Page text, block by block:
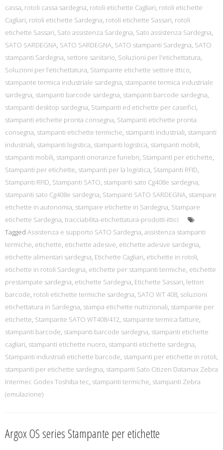
cassa, rotoli cassa sardegna, rotoli etichette Cagliari, rotoli etichette
Cagliari, rotoli etichette Sardegna, rotoli etichette Sassari, rotoli
etichette Sassari, Sato assistenza Sardegna, Sato assistenza Sardegna,
SATO SARDEGNA, SATO SARDEGNA, SATO stampanti Sardegna, SATO
stampanti Sardegna, settore sanitario, Soluzioni per l'etichettatura,
Soluzioni per l’etichettatura, Stampante etichette settore ittico,
stampante termica industriale sardegna, stampante termica industriale
sardegna, stampanti barcode sardegna, stampanti barcode sardegna,
stampanti desktop sardegna, Stampanti ed etichette per caseifici,
stampanti etichette pronta consegna, Stampanti etichette pronta
consegna, stampanti etichette termiche, stampanti industriali, stampanti
industriali, stampanti logistica, stampanti logistica, stampanti mobili,
stampanti mobili, stampanti onoranze funebri, Stampanti per etichette,
Stampanti per etichette, stampanti per la logistica, Stampanti RFID,
Stampanti RFID, Stampanti SATO, stampanti sato Cg408e sardegna,
stampanti sato Cg408e sardegna, Stampanti SATO SARDEGNA, stampare
etichette in autonomia, stampare etichette in Sardegna, Stampare
etichette Sardegna, tracciabilita-etichettatura-prodotti-ittici
Tagged Assistenza e supporto SATO Sardegna, assistenza stampanti
termiche, etichette, etichette adesive, etichette adesive sardegna,
etichette alimentari sardegna, Etichette Cagliari, etichette in rotoli,
etichette in rotoli Sardegna, etichette per stampanti termiche, etichette
prestampate sardegna, etichette Sardegna, Etichette Sassari, lettori
barcode, rotoli etichette termiche sardegna, SATO WT 408, soluzioni
etichettatura in Sardegna, stampa etichette nutrizionali, stampante per
etichette, Stampante SATO WT408/412, stampante termica fatture,
stampanti barcode, stampanti barcode sardegna, stampanti etichette
cagliari, stampanti etichette nuoro, stampanti etichette sardegna,
Stampanti industriali etichette barcode, stampanti per etichette in rotoli,
stampanti per etichette sardegna, stampanti Sato Citizen Datamax Zebra
Intermec Godex Toshiba tec, stampanti termiche, stampanti Zebra
(emulazione)
Argox OS series Stampante per etichette